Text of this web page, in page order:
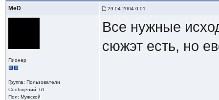
MeD 29.04.2004 0:01
Пионер
Группа: Пользователи
Сообщений: 61
Пол: Мужской
Все нужные
сюжэт есть, но